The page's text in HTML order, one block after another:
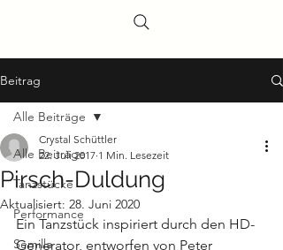
Beitrag
Alle Beiträge
Tanzstücke
Performance
Semilla
Alle Beiträge
Pirsch-Duldung
Crystal Schüttler
22. Juli 2017 1 Min. Lesezeit
Aktualisiert: 28. Juni 2020
Ein Tanzstück inspiriert durch den HD-
Generator, entworfen von Peter